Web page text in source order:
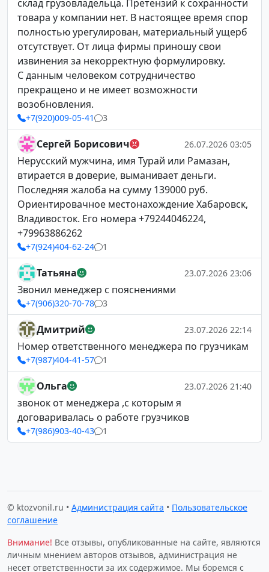
склад грузовладельца. Претензий к сохранности
товара у компании нет. В настоящее время спор
полностью урегулирован, материальный ущерб
отсутствует. От лица фирмы приношу свои
извинения за некорректную формулировку.
С данным человеком сотрудничество
прекращено и не имеет возможности
возобновления.
+7(920)009-05-41 3
Сергей Борисович 26.07.2026 03:05
Нерусский мужчина, имя Турай или Рамазан,
втирается в доверие, выманивает деньги.
Последняя жалоба на сумму 139000 руб.
Ориентировачное местонахождение Хабаровск,
Владивосток. Его номера +79244046224,
+79963886262
+7(924)404-62-24 1
Татьяна 23.07.2026 23:06
Звонил менеджер с пояснениями
+7(906)320-70-78 3
Дмитрий 23.07.2026 22:14
Номер ответственного менеджера по грузчикам
+7(987)404-41-57 1
Ольга 23.07.2026 21:40
звонок от менеджера ,с которым я
договаривалась о работе грузчиков
+7(986)903-40-43 1
© ktozvonil.ru • Администрация сайта • Пользовательское
соглашение
Внимание! Все отзывы, опубликованные на сайте, являются
личным мнением авторов отзывов, администрация не
несет ответственности за их содержимое. Мы боремся с